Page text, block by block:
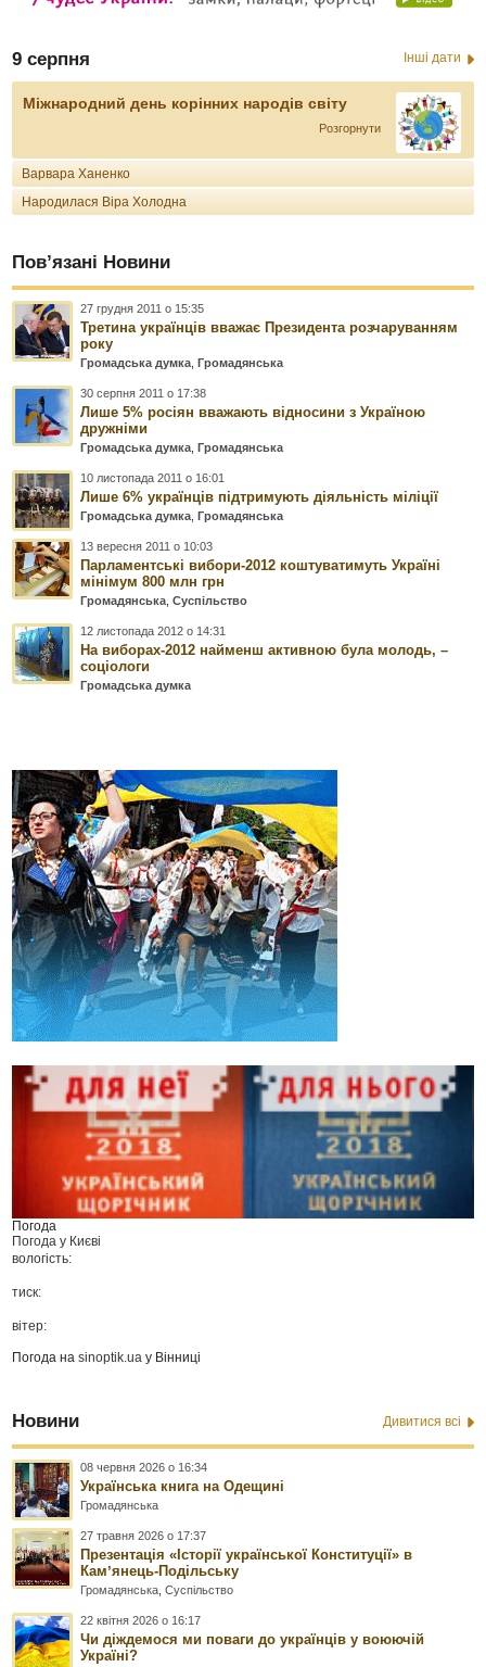
9 серпня Інші дати
Міжнародний день корінних народів світу
Розгорнути
Варвара Ханенко
Народилася Віра Холодна
Пов’язані Новини
27 грудня 2011 о 15:35
Третина українців вважає Президента розчаруванням
року
Громадська думка ,Громадянська
30 серпня 2011 о 17:38
Лише 5% росіян вважають відносини з Україною
дружніми
Громадська думка ,Громадянська
10 листопада 2011 о 16:01
Лише 6% українців підтримують діяльність міліції
Громадська думка ,Громадянська
13 вересня 2011 о 10:03
Парламентські вибори-2012 коштуватимуть Україні
мінімум 800 млн грн
Громадянська ,Суспільство
12 листопада 2012 о 14:31
На виборах-2012 найменш активною була молодь, –
соціологи
Громадська думка
Погода
Погода у Києві
вологість:
тиск:
вітер:
Погода наsinoptik.ua у Вінниці
Новини Дивитися всі
08 червня 2026 о 16:34
Українська книга на Одещині
Громадянська
27 травня 2026 о 17:37
Презентація «Історії української Конституції» в
Камʼянець-Подільську
Громадянська ,Суспільство
22 квітня 2026 о 16:17
Чи діждемося ми поваги до українців у воюючій
Україні?